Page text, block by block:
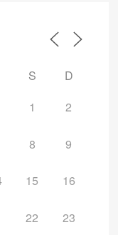
S
D
1 2
8 9
15 16
22 23